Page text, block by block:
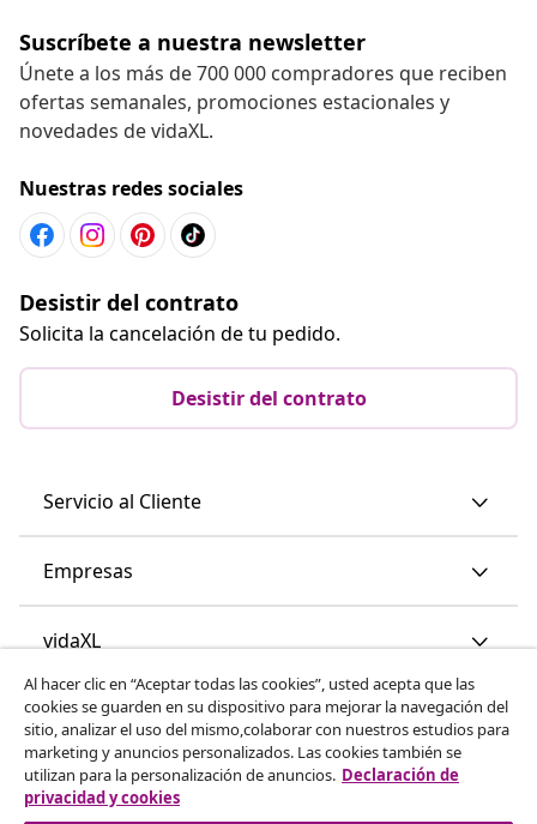
Suscríbete a nuestra newsletter
Únete a los más de 700 000 compradores que reciben
ofertas semanales, promociones estacionales y
novedades de vidaXL.
Nuestras redes sociales
Desistir del contrato
Solicita la cancelación de tu pedido.
Desistir del contrato
Servicio al Cliente
Empresas
vidaXL
Descubre mas
Al hacer clic en “Aceptar todas las cookies”, usted acepta que las
cookies se guarden en su dispositivo para mejorar la navegación del
sitio, analizar el uso del mismo,colaborar con nuestros estudios para
marketing y anuncios personalizados. Las cookies también se
utilizan para la personalización de anuncios. Declaración de
privacidad y cookies